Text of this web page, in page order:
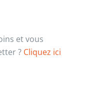
et vous
? Cliquez ici